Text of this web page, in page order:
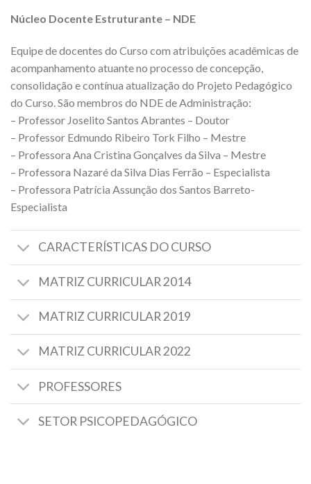
Núcleo Docente Estruturante – NDE
Equipe de docentes do Curso com atribuições acadêmicas de
acompanhamento atuante no processo de concepção,
consolidação e contínua atualização do Projeto Pedagógico
do Curso. São membros do NDE de Administração:
– Professor Joselito Santos Abrantes – Doutor
– Professor Edmundo Ribeiro Tork Filho – Mestre
– Professora Ana Cristina Gonçalves da Silva – Mestre
– Professora Nazaré da Silva Dias Ferrão – Especialista
– Professora Patrícia Assunção dos Santos Barreto-
Especialista
CARACTERÍSTICAS DO CURSO
MATRIZ CURRICULAR 2014
MATRIZ CURRICULAR 2019
MATRIZ CURRICULAR 2022
PROFESSORES
SETOR PSICOPEDAGÓGICO